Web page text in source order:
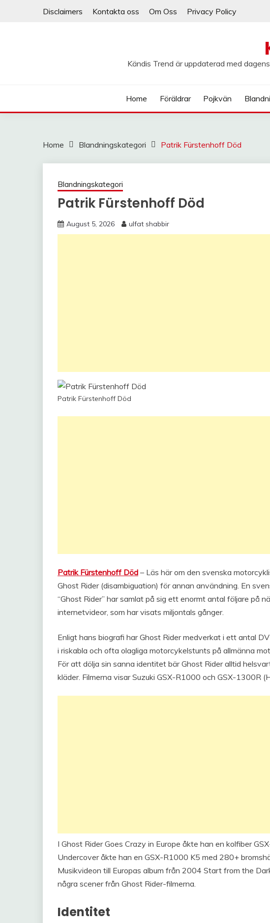
Disclaimers Kontakta oss Om Oss Privacy Policy
Kändis Trend är uppdaterad med
Home Föräldrar Pojkvän
Home Blandningskategori Patrik Fürstenhoff Död
Blandningskategori
Patrik Fürstenhoff Död
August 5, 2026 ulfat shabbir
Patrik Fürstenhoff Död
Patrik Fürstenhoff Död – Läs här om den svenska
Ghost Rider (disambiguation) för annan användning. En
“Ghost Rider” har samlat på sig ett enormt antal följare på
internetvideor, som har visats miljontals gånger.
Enligt hans biografi har Ghost Rider medverkat i ett antal
i riskabla och ofta olagliga motorcykelstunts på allmänna
För att dölja sin sanna identitet bär Ghost Rider alltid
kläder. Filmerna visar Suzuki GSX-R1000 och GSX-1300R
I Ghost Rider Goes Crazy in Europe åkte han en kolfiber
Undercover åkte han en GSX-R1000 K5 med 280+
Musikvideon till Europas album från 2004 Start from the
några scener från Ghost Rider-filmerna.
Identitet